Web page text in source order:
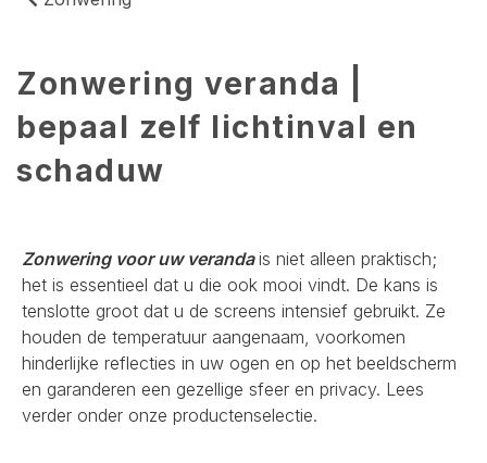
Zonwering veranda |
bepaal zelf lichtinval en
schaduw
Zonwering voor uw verandais niet alleen praktisch;
het is essentieel dat u die ook mooi vindt. De kans is
tenslotte groot dat u de screens intensief gebruikt. Ze
houden de temperatuur aangenaam, voorkomen
hinderlijke reflecties in uw ogen en op het beeldscherm
en garanderen een gezellige sfeer en privacy. Lees
verder onder onze productenselectie.